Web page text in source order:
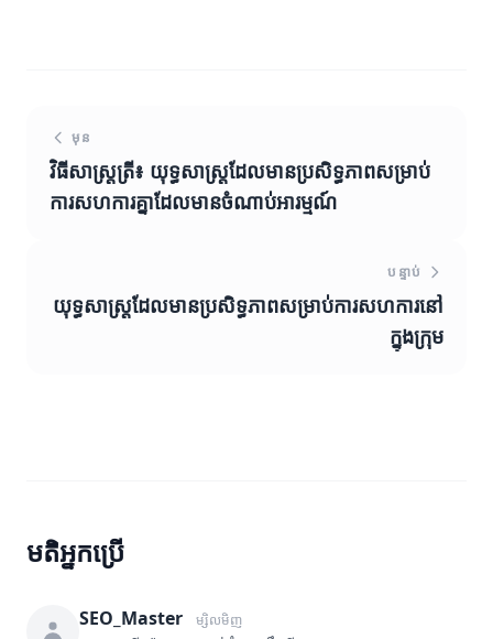
មុន
វិធីសាស្ត្រត្រី៖ យុទ្ធសាស្ត្រដែលមានប្រសិទ្ធភាពសម្រាប់
ការសហការគ្នាដែលមានចំណាប់អារម្មណ៍
បន្ទាប់
យុទ្ធសាស្ត្រដែលមានប្រសិទ្ធភាពសម្រាប់ការសហការនៅ
ក្នុងក្រុម
មតិអ្នកប្រើ
SEO_Master ម្សិលមិញ